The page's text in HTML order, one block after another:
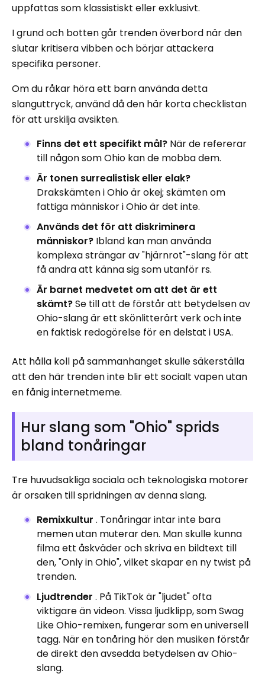
uppfattas som klassistiskt eller exklusivt.
I grund och botten går trenden överbord när den
slutar kritisera vibben och börjar attackera
specifika personer.
Om du råkar höra ett barn använda detta
slanguttryck, använd då den här korta checklistan
för att urskilja avsikten.
Finns det ett specifikt mål? När de refererar
till någon som Ohio kan de mobba dem.
Är tonen surrealistisk eller elak?
Drakskämten i Ohio är okej; skämten om
fattiga människor i Ohio är det inte.
Används det för att diskriminera
människor? Ibland kan man använda
komplexa strängar av "hjärnrot"-slang för att
få andra att känna sig som utanför rs.
Är barnet medvetet om att det är ett
skämt?Se till att de förstår att betydelsen av
Ohio-slang är ett skönlitterärt verk och inte
en faktisk redogörelse för en delstat i USA.
Att hålla koll på sammanhanget skulle säkerställa
att den här trenden inte blir ett socialt vapen utan
en fånig internetmeme.
Hur slang som "Ohio" sprids
bland tonåringar
Tre huvudsakliga sociala och teknologiska motorer
är orsaken till spridningen av denna slang.
Remixkultur . Tonåringar intar inte bara
memen utan muterar den. Man skulle kunna
filma ett åskväder och skriva en bildtext till
den, "Only in Ohio", vilket skapar en ny twist på
trenden.
Ljudtrender . På TikTok är "ljudet" ofta
viktigare än videon. Vissa ljudklipp, som Swag
Like Ohio-remixen, fungerar som en universell
tagg. När en tonåring hör den musiken förstår
de direkt den avsedda betydelsen av Ohio-
slang.